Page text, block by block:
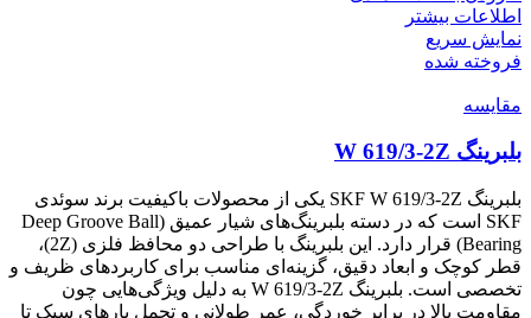
اطلاعات بیشتر
نمایش سریع
فروخته شده
مقايسه
بلبرینگ W 619/3-2Z
بلبرینگ SKF W 619/3-2Z یکی از محصولات باکیفیت برند سوئدی
SKF است که در دسته بلبرینگ‌های شیار عمیق (Deep Groove Ball
Bearing) قرار دارد. این بلبرینگ با طراحی دو محافظ فلزی (2Z)،
قطر کوچک و ابعاد دقیق، گزینه‌ای مناسب برای کاربردهای ظریف و
تخصصی است. بلبرینگ W 619/3-2Z به دلیل ویژگی‌هایی چون
مقاومت بالا در برابر خوردگی، عمر طولانی و تحمل بارهای سبک تا